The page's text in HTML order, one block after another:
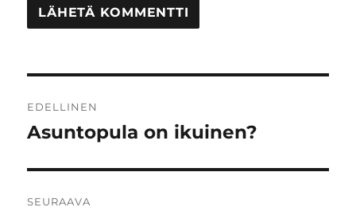
selaus
EDELLINEN
Edellinen
Asuntopula on ikuinen?
SEURAAVA